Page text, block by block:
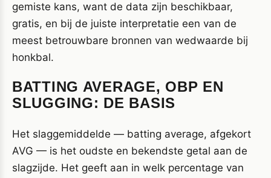
gemiste kans, want de data zijn beschikbaar,
gratis, en bij de juiste interpretatie een van de
meest betrouwbare bronnen van wedwaarde bij
honkbal.
BATTING AVERAGE, OBP EN
SLUGGING: DE BASIS
Het slaggemiddelde — batting average, afgekort
AVG — is het oudste en bekendste getal aan de
slagzijde. Het geeft aan in welk percentage van